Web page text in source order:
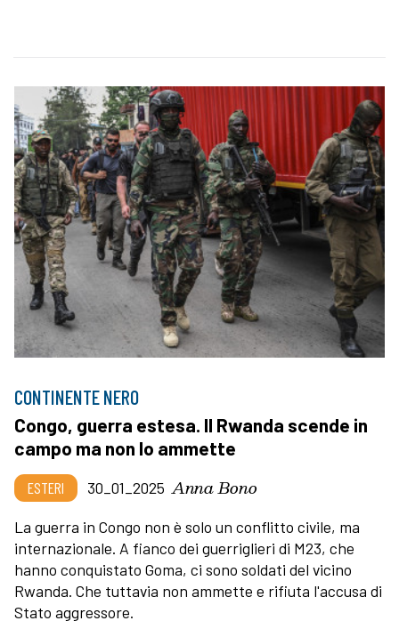
CONTINENTE NERO
Congo, guerra estesa. Il Rwanda scende in
campo ma non lo ammette
ESTERI 30_01_2025 Anna Bono
La guerra in Congo non è solo un conflitto civile, ma
internazionale. A fianco dei guerriglieri di M23, che
hanno conquistato Goma, ci sono soldati del vicino
Rwanda. Che tuttavia non ammette e rifiuta l'accusa di
Stato aggressore.